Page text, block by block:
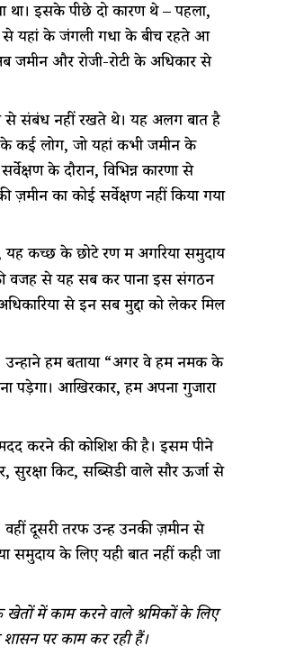
था। इसके पीछे दो कारण थे – पहला,
से यहां के जंगली गधों के बीच रहते आ
और रोजी-रोटी के अधिकार से
संबंध नहीं रखते थे। यह अलग बात है
के कई लोग, जो यहां कभी जमीन के
के दौरान, विभिन्न कारणों से
ज़मीन का कोई सर्वेक्षण नहीं किया गया
यह कच्छ के छोटे रण में अगरिया समुदाय
वजह से यह सब कर पाना इस संगठन
से इन सब मुद्दों को लेकर मिल
हमें बताया “अगर वे हमें नमक के
आखिरकार, हमें अपना गुजारा
करने की कोशिश की है। इसमें पीने
सुरक्षा किट, सब्सिडी वाले सौर ऊर्जा से
दूसरी तरफ उन्हें उनकी ज़मीन से
के लिए यही बात नहीं कही जा
में काम करने वाले श्रमिकों के लिए
पर काम कर रही हैं।